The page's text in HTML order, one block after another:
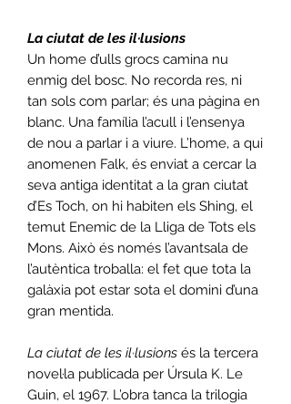
La ciutat de les il·lusions
Un home d’ulls grocs camina nu
enmig del bosc. No recorda res, ni
tan sols com parlar; és una pàgina en
blanc. Una família l’acull i l’ensenya
de nou a parlar i a viure. L’home, a qui
anomenen Falk, és enviat a cercar la
seva antiga identitat a la gran ciutat
d’Es Toch, on hi habiten els Shing, el
temut Enemic de la Lliga de Tots els
Mons. Això és només l’avantsala de
l’autèntica troballa: el fet que tota la
galàxia pot estar sota el domini d’una
gran mentida.
La ciutat de les il·lusions és la tercera
novel·la publicada per Úrsula K. Le
Guin, el 1967. L’obra tanca la trilogia